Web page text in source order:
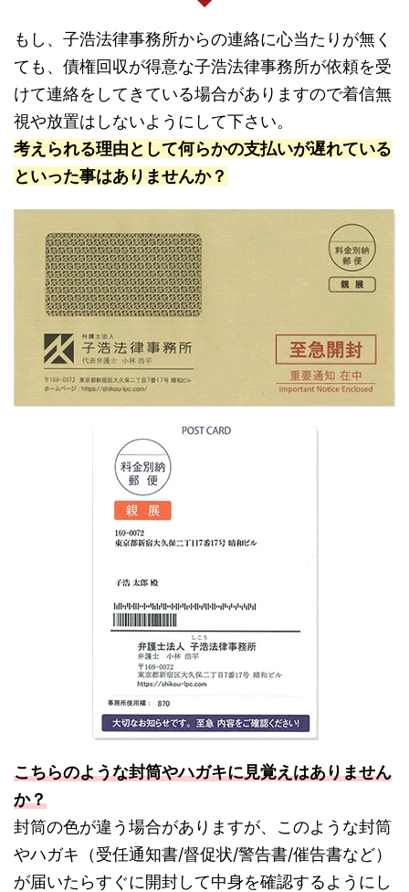
もし、子浩法律事務所からの連絡に心当たりが無く
ても、債権回収が得意な子浩法律事務所が依頼を受
けて連絡をしてきている場合がありますので着信無
視や放置はしないようにして下さい。
考えられる理由として何らかの支払いが遅れている
といった事はありませんか？
こちらのような封筒やハガキに見覚えはありません
か？
封筒の色が違う場合がありますが、このような封筒
やハガキ（受任通知書/督促状/警告書/催告書など）
が届いたらすぐに開封して中身を確認するようにし